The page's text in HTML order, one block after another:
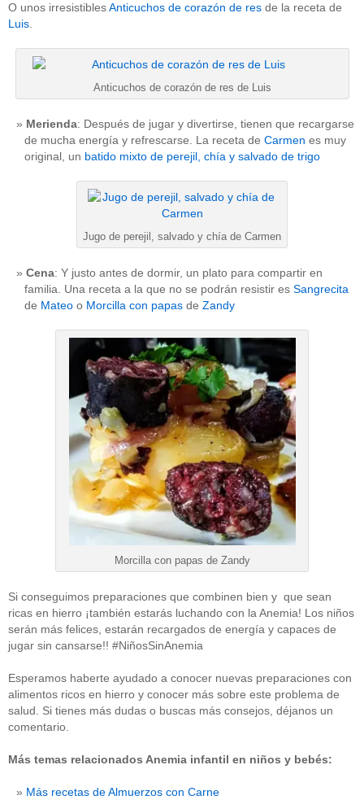
O unos irresistiblesAnticuchos de corazón de res de la receta de
Luis.
Anticuchos de corazón de res de Luis
Merienda: Después de jugar y divertirse, tienen que recargarse
de mucha energía y refrescarse. La receta de Carmen es muy
original, un batido mixto de perejil, chía y salvado de trigo
Jugo de perejil, salvado y chía de Carmen
Cena: Y justo antes de dormir, un plato para compartir en
familia. Una receta a la que no se podrán resistir es Sangrecita
de Mateo o Morcilla con papas de Zandy
Morcilla con papas de Zandy
Si conseguimos preparaciones que combinen bien y que sean
ricas en hierro ¡también estarás luchando con la Anemia! Los niños
serán más felices, estarán recargados de energía y capaces de
jugar sin cansarse!! #NiñosSinAnemia
Esperamos haberte ayudado a conocer nuevas preparaciones con
alimentos ricos en hierro y conocer más sobre este problema de
salud. Si tienes más dudas o buscas más consejos, déjanos un
comentario.
Más temas relacionados Anemia infantil en niños y bebés:
Más recetas de Almuerzos con Carne